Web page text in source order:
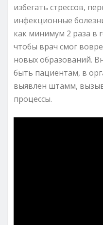
избегать стрессов,
инфекционные
как минимум 2 раза в
чтобы врач смог
новых образований.
быть пациентам, в
выявлен штамм,
процессы.